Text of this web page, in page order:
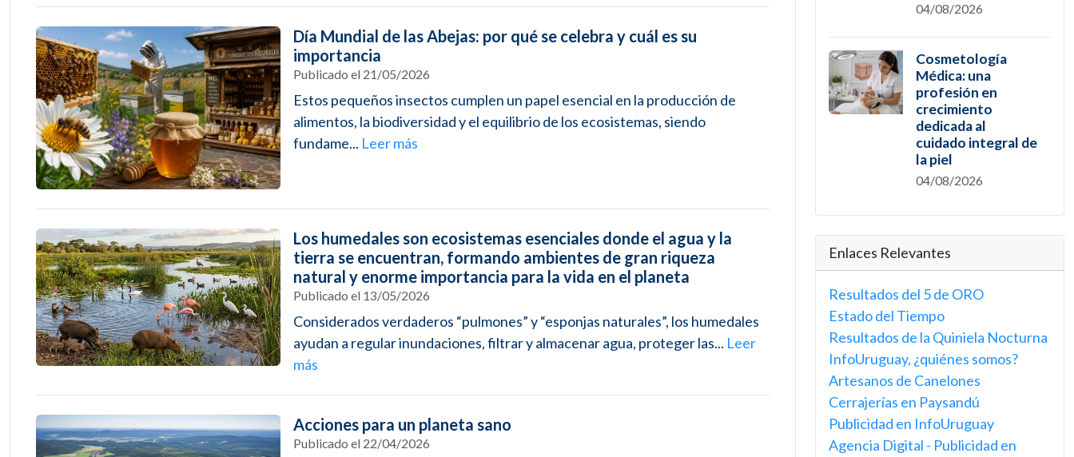
Día Mundial de las Abejas: por qué se celebra y cuál es su
importancia
Publicado el 21/05/2026
Estos pequeños insectos cumplen un papel esencial en la producción de
alimentos, la biodiversidad y el equilibrio de los ecosistemas, siendo
fundame... Leer más
Los humedales son ecosistemas esenciales donde el agua y la
tierra se encuentran, formando ambientes de gran riqueza
natural y enorme importancia para la vida en el planeta
Publicado el 13/05/2026
Considerados verdaderos “pulmones” y “esponjas naturales”, los humedales
ayudan a regular inundaciones, filtrar y almacenar agua, proteger las... Leer
más
Acciones para un planeta sano
Publicado el 22/04/2026
04/08/2026
Cosmetología
Médica: una
profesión en
crecimiento
dedicada al
cuidado integral de
la piel
04/08/2026
Enlaces Relevantes
Resultados del 5 de ORO
Estado del Tiempo
Resultados de la Quiniela Nocturna
InfoUruguay, ¿quiénes somos?
Artesanos de Canelones
Cerrajerías en Paysandú
Publicidad en InfoUruguay
Agencia Digital - Publicidad en